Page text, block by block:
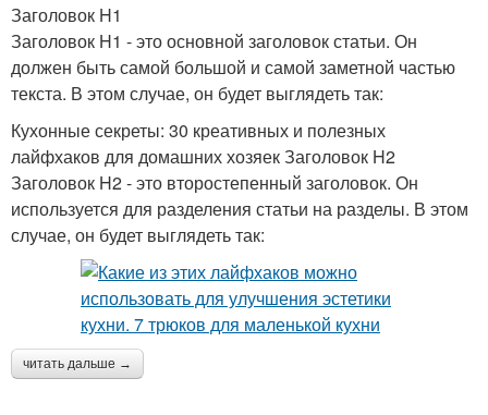
Заголовок H1
Заголовок H1 - это основной заголовок статьи. Он
должен быть самой большой и самой заметной частью
текста. В этом случае, он будет выглядеть так:
Кухонные секреты: 30 креативных и полезных
лайфхаков для домашних хозяек Заголовок H2
Заголовок H2 - это второстепенный заголовок. Он
используется для разделения статьи на разделы. В этом
случае, он будет выглядеть так:
читать дальше →